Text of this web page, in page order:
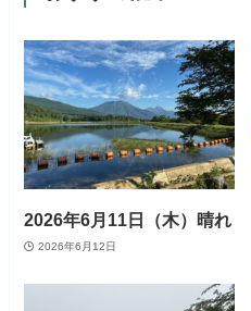
2026年6月11日（木）晴れ
2026年6月12日